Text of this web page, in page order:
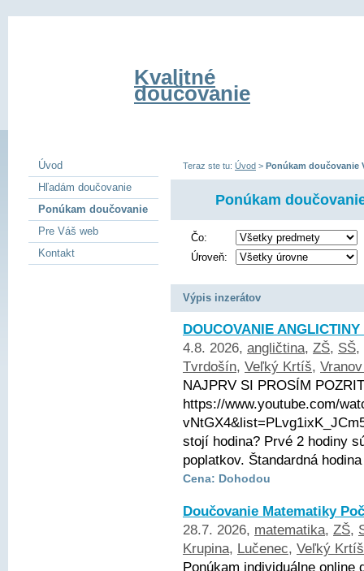
Kvalitné
doučovanie
Teraz ste tu: Úvod > Ponúkam doučovanie
Ponúkam
Čo:
Úroveň:
Výpis inzerátov
DOUCOVANIE
4.8. 2026, angličtina, ZŠ, SŠ,
Tvrdošín, Veľký Krtíš,
NAJPRV SI PROSÍM
https://www.youtube.com/
stojí hodina? Prvé 2 hodiny
poplatkov. Štandardná
Cena: Dohodou
Doučovanie Matematiky
28.7. 2026, matematika, ZŠ,
Krupina, Lučenec, Veľký Krtíš
Ponúkam individuálne online
Úvod
Hľadám doučovanie
Ponúkam doučovanie
Pre Váš web
Kontakt